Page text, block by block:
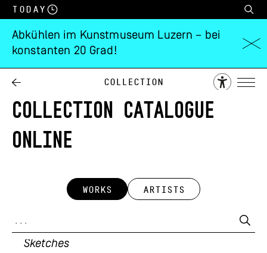
Today
Abkühlen im Kunstmuseum Luzern – bei
konstanten 20 Grad!
Collection
COLLECTION CATALOGUE
ONLINE
WORKS ARTISTS
Sketches